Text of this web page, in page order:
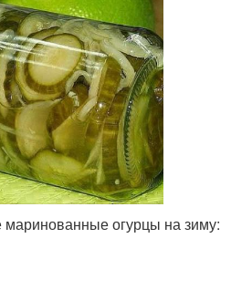
маринованные огурцы на зиму: